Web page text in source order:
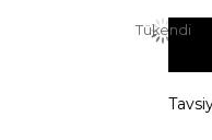
Tükendi